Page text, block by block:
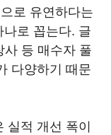
로 유연하다는
로 꼽는다. 글
사 등 매수자 풀
다양하기 때문
실적 개선 폭이